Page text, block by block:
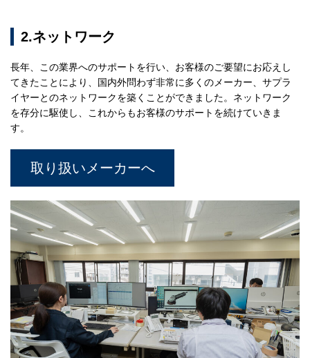
2.ネットワーク
長年、この業界へのサポートを行い、お客様のご要望にお応えし
てきたことにより、国内外問わず非常に多くのメーカー、サプラ
イヤーとのネットワークを築くことができました。ネットワーク
を存分に駆使し、これからもお客様のサポートを続けていきま
す。
取り扱いメーカーへ